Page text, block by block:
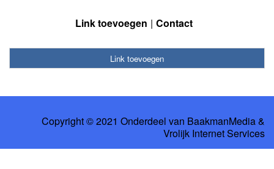
Link toevoegen Contact
Link toevoegen
Copyright © 2021 Onderdeel van BaakmanMedia&
Vrolijk Internet Services